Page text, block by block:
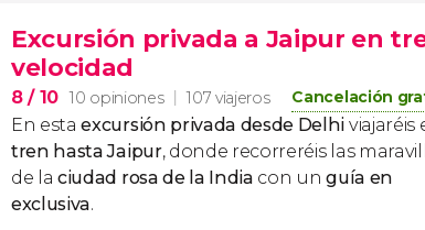
Excursión privada a Jaipur en
velocidad
8/ 10 10 opiniones 107 viajeros Cancelación
En estaexcursión privada desde Delhi viajaréis
tren hasta Jaipur, donde recorreréis las
de laciudad rosa de la India con unguía en
exclusiva.